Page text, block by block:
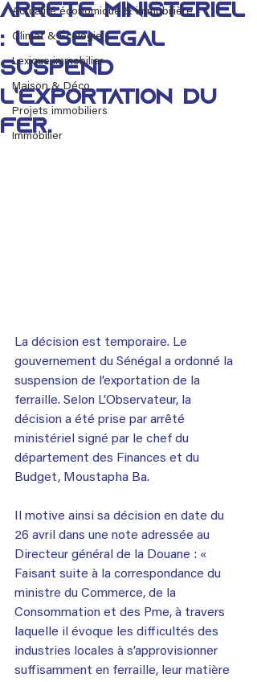
Actualité économique & immobilière
Climat & Écologie
Lexique immobilier
Maison & Déco
Projets immobiliers
Immobilier
Arrêté ministériel
: Le Sénégal
suspend
l’exportation du
fer.
La décision est temporaire. Le
gouvernement du Sénégal a ordonné la
suspension de l’exportation de la
ferraille. Selon L’Observateur, la
décision a été prise par arrêté
ministériel signé par le chef du
département des Finances et du
Budget, Moustapha Ba.
Il motive ainsi sa décision en date du
26 avril dans une note adressée au
Directeur général de la Douane : «
Faisant suite à la correspondance du
ministre du Commerce, de la
Consommation et des Pme, à travers
laquelle il évoque les difficultés des
industries locales à s’approvisionner
suffisamment en ferraille, leur matière